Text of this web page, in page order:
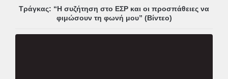
Τράγκας: “Η συζήτηση στο ΕΣΡ και οι προσπάθειες να
φιμώσουν τη φωνή μου” (Βίντεο)